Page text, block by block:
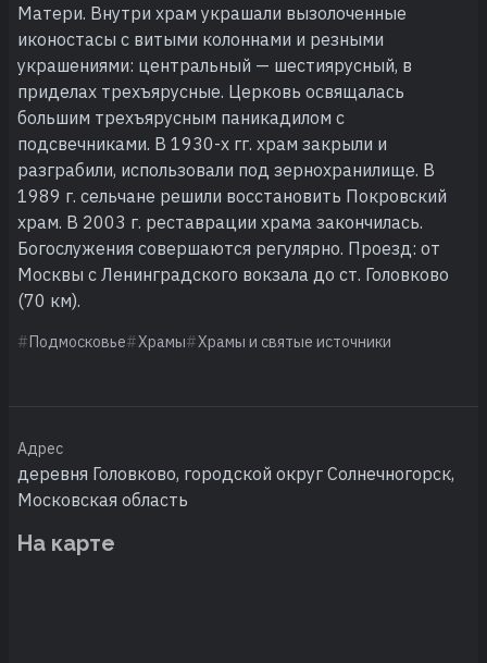
Матери. Внутри храм украшали вызолоченные
иконостасы с витыми колоннами и резными
украшениями: центральный — шестиярусный, в
приделах трехъярусные. Церковь освящалась
большим трехъярусным паникадилом с
подсвечниками. В 1930-х гг. храм закрыли и
разграбили, использовали под зернохранилище. В
1989 г. сельчане решили восстановить Покровский
храм. В 2003 г. реставрации храма закончилась.
Богослужения совершаются регулярно. Проезд: от
Москвы с Ленинградского вокзала до ст. Головково
(70 км).
Подмосковье Храмы Храмы и святые источники
Адрес
деревня Головково, городской округ Солнечногорск,
Московская область
На карте